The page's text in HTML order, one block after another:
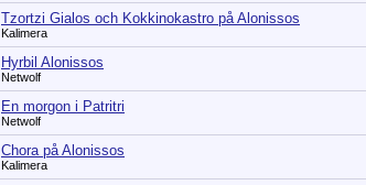
Tzortzi Gialos och Kokkinokastro på Alonissos
Kalimera
Hyrbil Alonissos
Netwolf
En morgon i Patritri
Netwolf
Chora på Alonissos
Kalimera